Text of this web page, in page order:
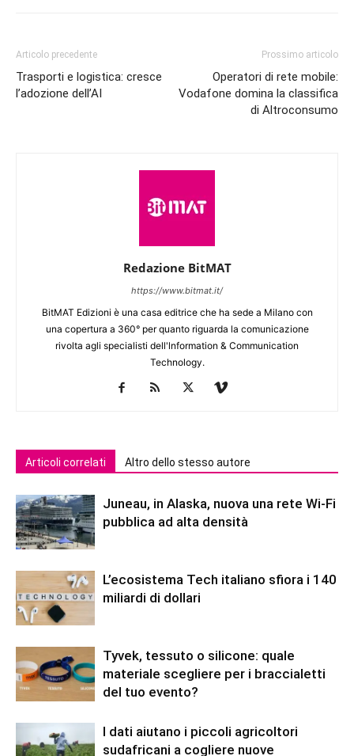
Articolo precedente
Trasporti e logistica: cresce
l’adozione dell’AI
Prossimo articolo
Operatori di rete mobile:
Vodafone domina la classifica
di Altroconsumo
Redazione BitMAT
https://www.bitmat.it/
BitMAT Edizioni è una casa editrice che ha sede a Milano con
una copertura a 360° per quanto riguarda la comunicazione
rivolta agli specialisti dell'lnformation & Communication
Technology.
Articoli correlati Altro dello stesso autore
Juneau, in Alaska, nuova una rete Wi-Fi
pubblica ad alta densità
L’ecosistema Tech italiano sfiora i 140
miliardi di dollari
Tyvek, tessuto o silicone: quale
materiale scegliere per i braccialetti
del tuo evento?
I dati aiutano i piccoli agricoltori
sudafricani a cogliere nuove